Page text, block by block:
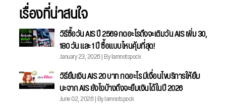
เรื่องที่น่าสนใจ
วิธีซื้อวัน AIS ปี 2569 กดอะไรถึงจะเติมวัน AIS เพิ่ม 30,
180 วัน และ 1 ปี ซื้อแบบไหนคุ้มที่สุด!
January 23, 2026 | By Iamnotspock
วิธียืมเงิน AIS 20 บาท กดอะไร มีเงื่อนไขบริการให้ยืม
นะจาก AIS ยังไงบ้างถึงจะยืมเงินได้ในปี 2026
June 02, 2026 | By Iamnotspock